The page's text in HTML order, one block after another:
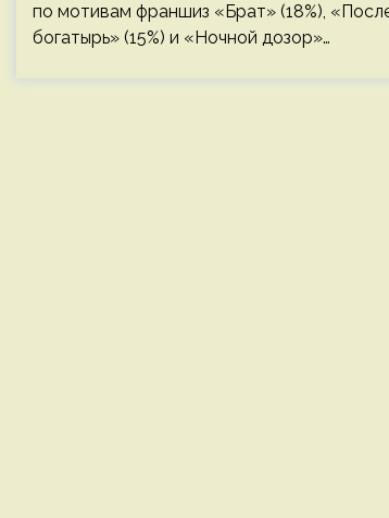
по мотивам франшиз «Брат» (18%),
богатырь» (15%) и «Ночной дозор»…